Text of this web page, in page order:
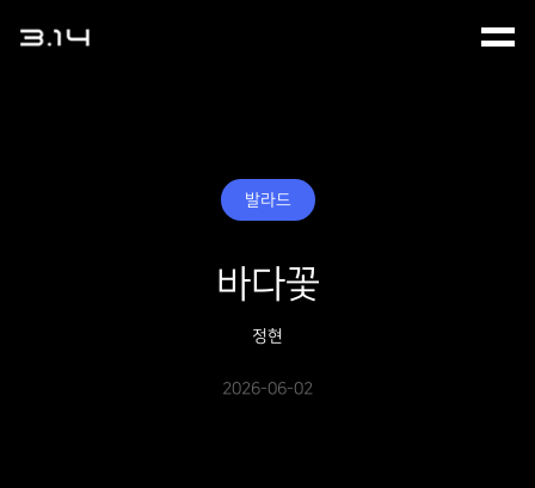
발라드
바다꽃
정현
2026-06-02